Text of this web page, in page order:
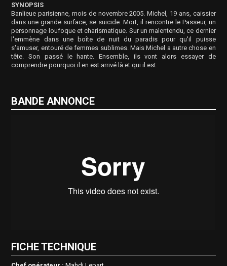
SYNOPSIS
Banlieue parisienne, mois de novembre 2005. Michel, 19 ans, caissier
dans une grande surface, se suicide. Mort, il rencontre le Passeur, un
personnage loufoque et charismatique. Sur un malentendu, ce dernier
l'emmène dans une boîte de nuit du paradis pour qu'il puisse
s'amuser, entouré de femmes sublimes. Mais Michel a autre chose en
tête. Son passé le hante. Ensemble, ils vont alors essayer de
comprendre pourquoi il en est arrivé là et qui il est.
BANDE ANNONCE
FICHE TECHNIQUE